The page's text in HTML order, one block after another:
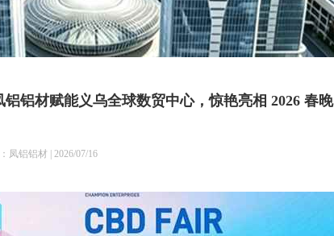
铝材赋能义乌全球数贸中心，惊艳亮相 2026 春晚
凤铝铝材 | 2026/07/16